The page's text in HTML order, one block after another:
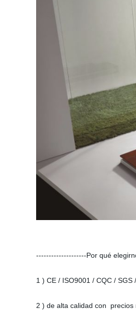
--------------------Por qué
1 ) CE / ISO9001 / CQC /
2 ) de alta calidad con precios